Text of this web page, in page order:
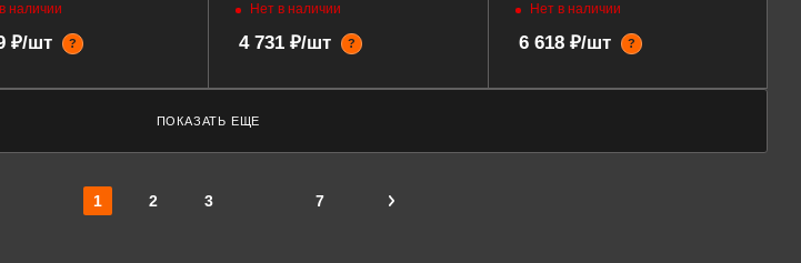
наличии
₽/шт ?
Нет в наличии
4 731 ₽/шт ?
Нет в наличии
6 618 ₽/шт ?
ПОКАЗАТЬ ЕЩЕ
1 2 3 7